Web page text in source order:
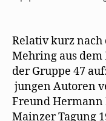
Relativ kurz
Mehring aus
der Gruppe 47
jungen Autoren
Freund Hermann
Mainzer Tagung